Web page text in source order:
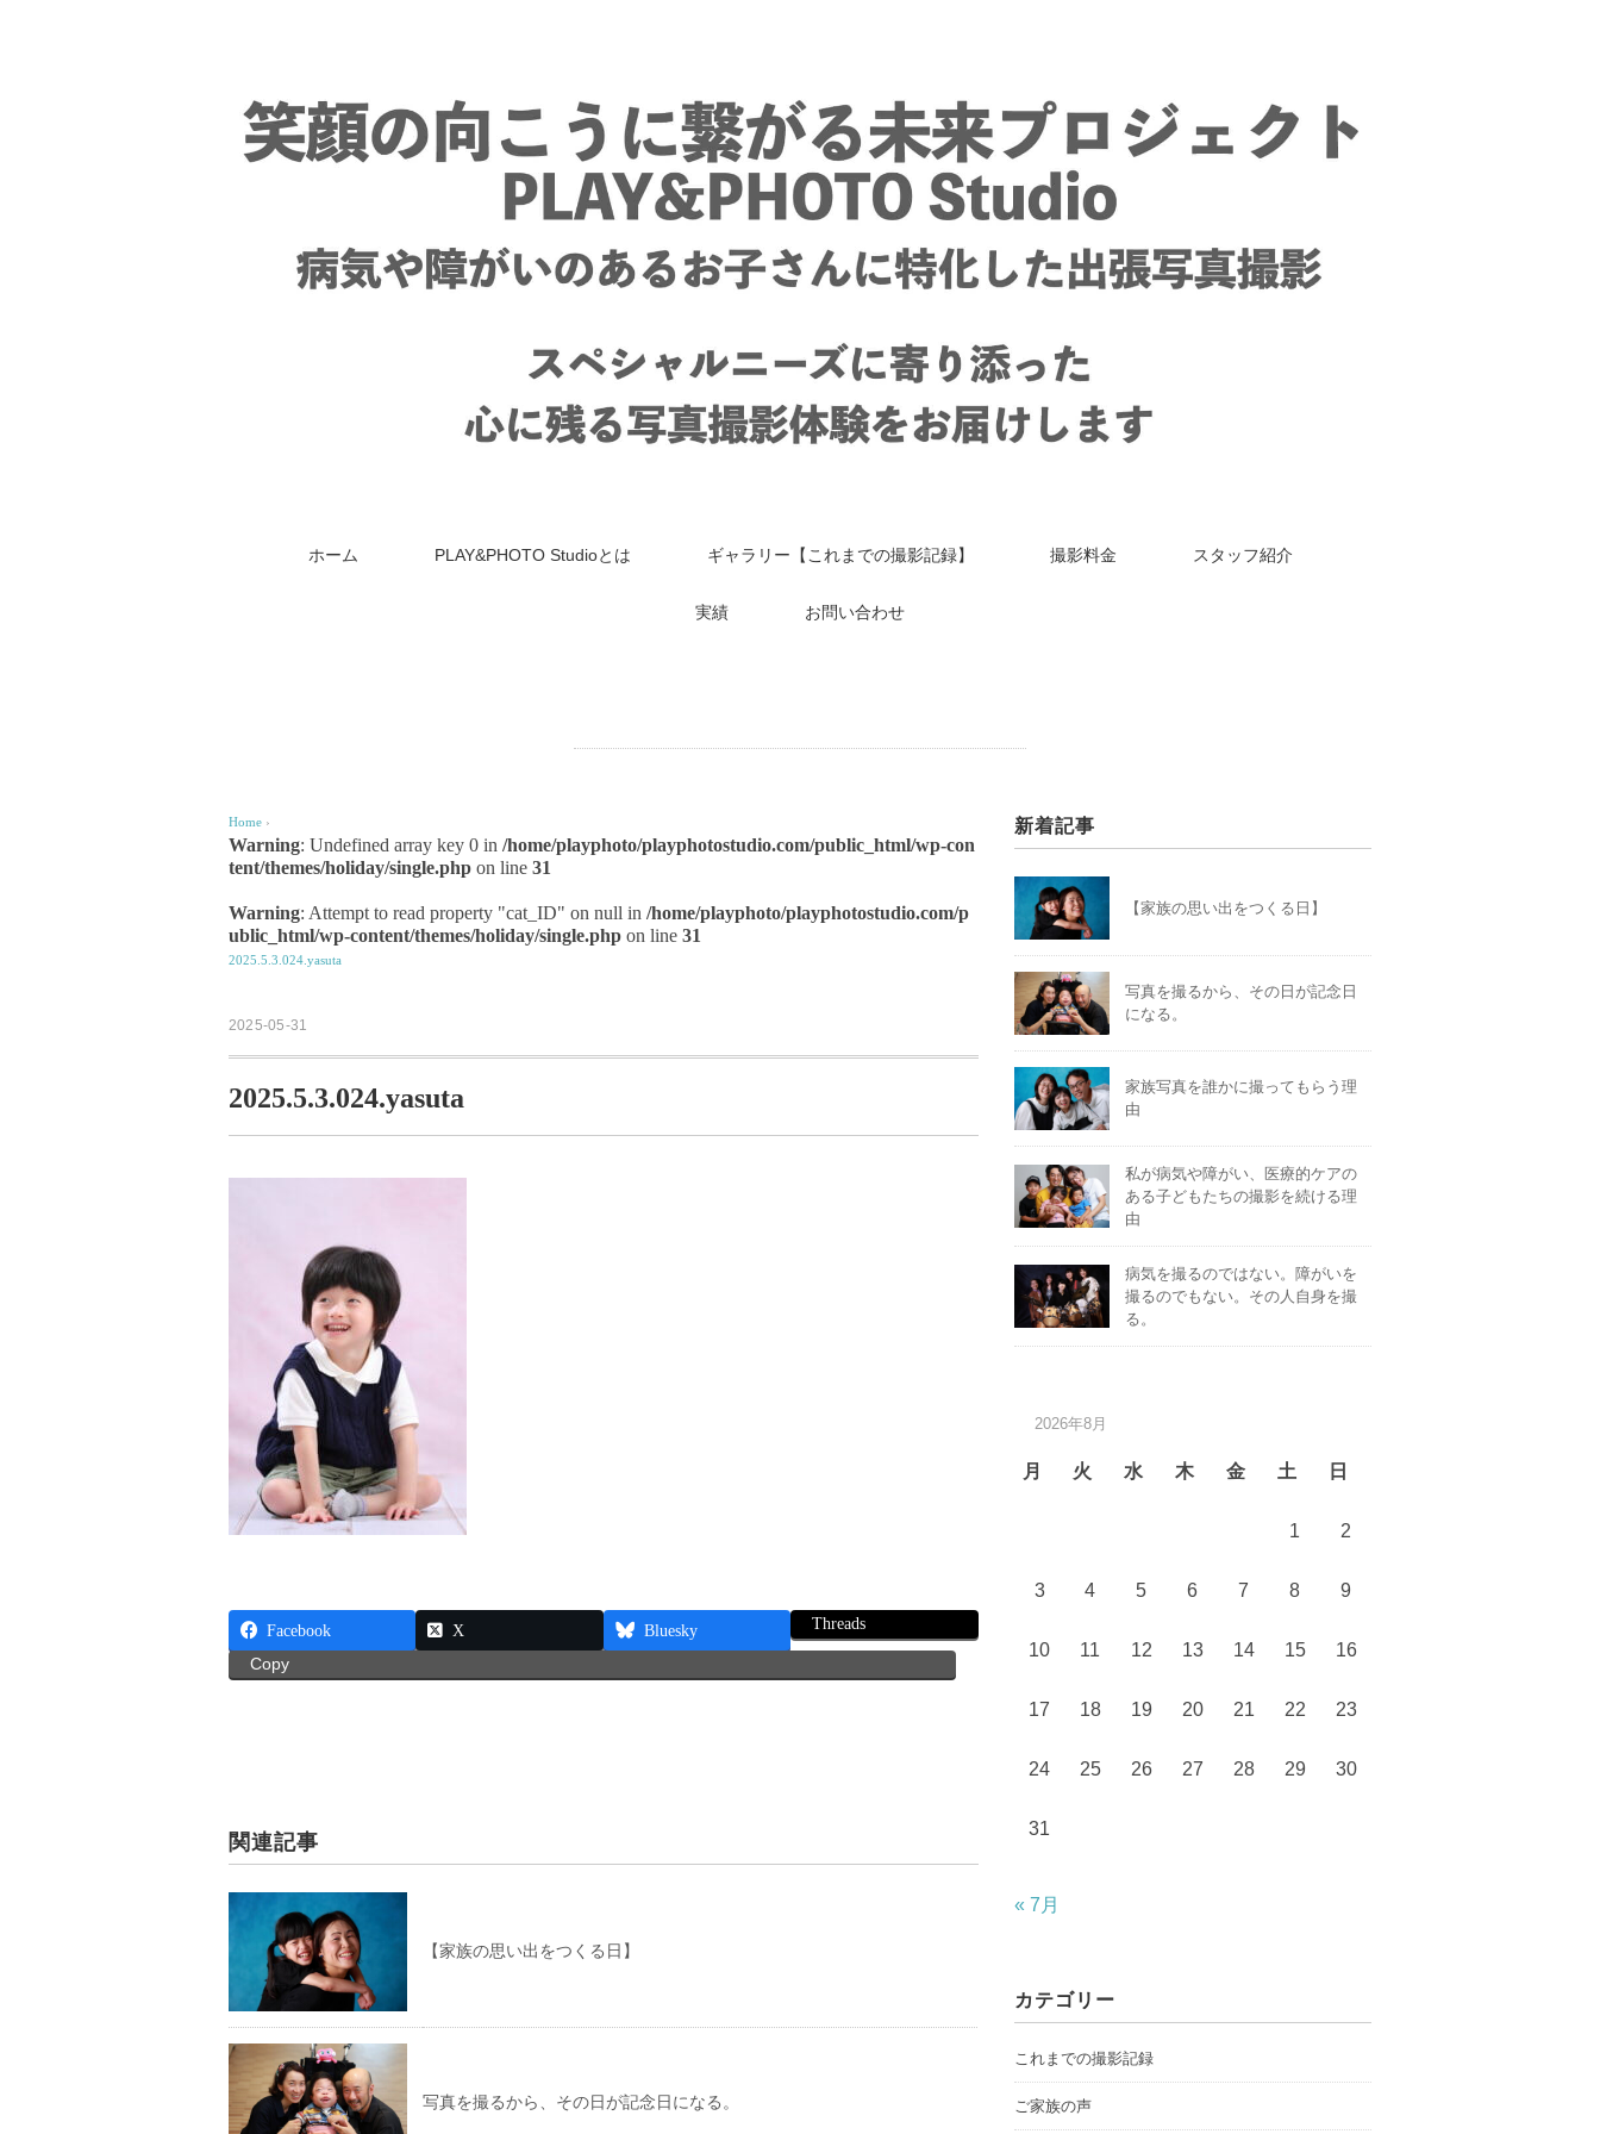
ホーム PLAY&PHOTO Studioとは ギャラリー【これまでの撮影記録】 撮影料金 スタッフ紹介
実績 お問い合わせ
Home ›
Warning: Undefined array key 0 in /home/playphoto/playphotostudio.com/public_html/wp-con
tent/themes/holiday/single.php on line 31
Warning: Attempt to read property "cat_ID" on null in /home/playphoto/playphotostudio.com/p
ublic_html/wp-content/themes/holiday/single.php on line 31
2025.5.3.024.yasuta
2025-05-31
2025.5.3.024.yasuta
Facebook X Bluesky Threads
Copy
関連記事
【家族の思い出をつくる日】
写真を撮るから、その日が記念日になる。
新着記事
【家族の思い出をつくる日】
写真を撮るから、その日が記念日
になる。
家族写真を誰かに撮ってもらう理
由
私が病気や障がい、医療的ケアの
ある子どもたちの撮影を続ける理
由
病気を撮るのではない。障がいを
撮るのでもない。その人自身を撮
る。
2026年8月
月 火 水 木 金 土 日
1 2
3 4 5 6 7 8 9
10 11 12 13 14 15 16
17 18 19 20 21 22 23
24 25 26 27 28 29 30
31
« 7月
カテゴリー
これまでの撮影記録
ご家族の声